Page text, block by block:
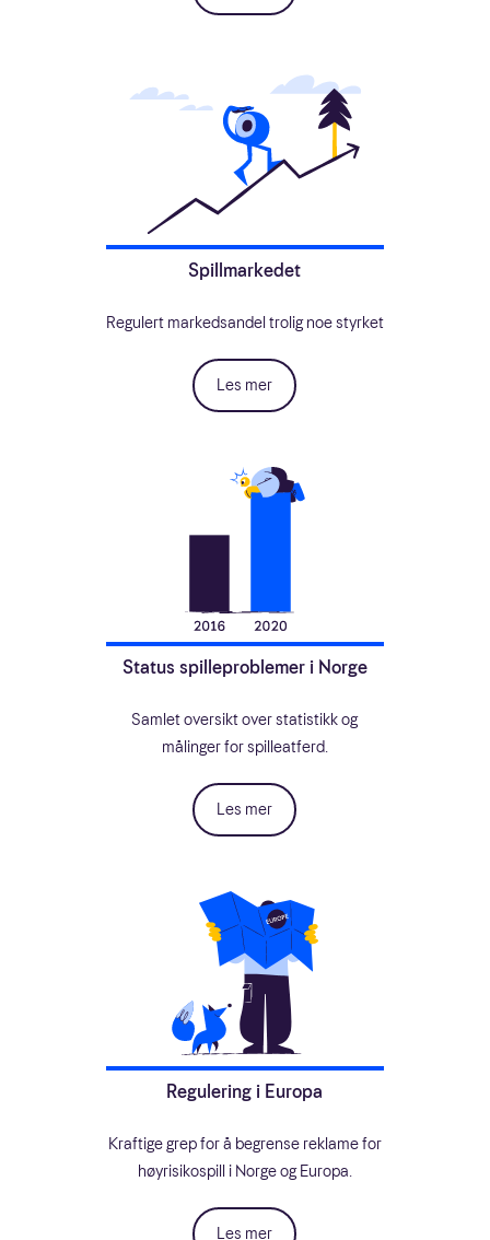
Spillmarkedet
Regulert markedsandel trolig noe styrket
Les mer
Status spilleproblemer i Norge
Samlet oversikt over statistikk og
målinger for spilleatferd.
Les mer
Regulering i Europa
Kraftige grep for å begrense reklame for
høyrisikospill i Norge og Europa.
Les mer